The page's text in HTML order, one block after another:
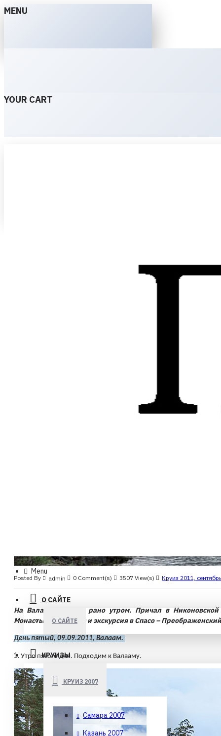
MENU
YOUR CART
Menu
О САЙТЕ
О САЙТЕ
КРУИЗЫ
КРУИЗ 2007
Самара 2007
Казань 2007
Posted By admin 0 Comment(s) 3507 View(s) Круиз 2011,
На Валаам пришли рано утром. Причал в
Монастырской бухты и экскурсия в Спасо –
День пятый, 09.09.2011, Валаам.
1. Утро пятого дня. Подходим к Валааму.